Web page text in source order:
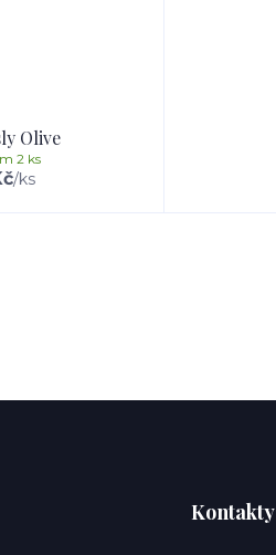
Olive
/ks
2 ks
Kontakty